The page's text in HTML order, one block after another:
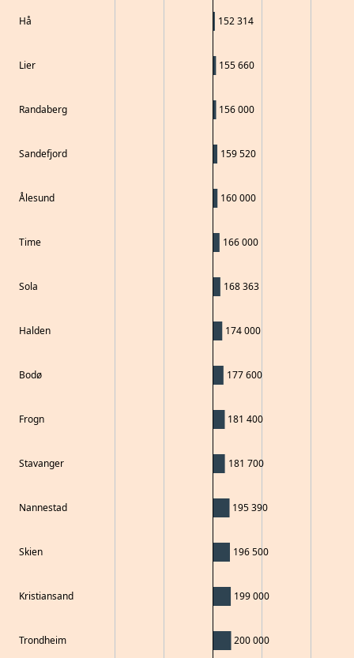
Hå
Lier
Randaberg
Sandefjord
Ålesund
Time
Sola
Halden
Bodø
Frogn
Stavanger
Nannestad
Skien
Kristiansand
Trondheim
152 314
155 660
156 000
159 520
160 000
166 000
168 363
174 000
177 600
181 400
181 700
195 390
196 500
199 000
200 000